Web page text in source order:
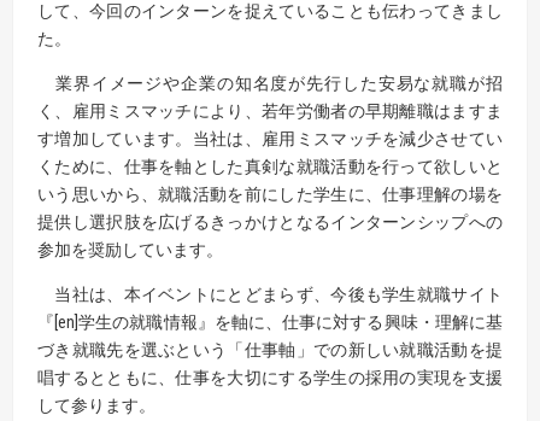
して、今回のインターンを捉えていることも伝わってきまし
た。
業界イメージや企業の知名度が先行した安易な就職が招
く、雇用ミスマッチにより、若年労働者の早期離職はますま
す増加しています。当社は、雇用ミスマッチを減少させてい
くために、仕事を軸とした真剣な就職活動を行って欲しいと
いう思いから、就職活動を前にした学生に、仕事理解の場を
提供し選択肢を広げるきっかけとなるインターンシップへの
参加を奨励しています。
当社は、本イベントにとどまらず、今後も学生就職サイト
『[en]学生の就職情報』を軸に、仕事に対する興味・理解に基
づき就職先を選ぶという「仕事軸」での新しい就職活動を提
唱するとともに、仕事を大切にする学生の採用の実現を支援
して参ります。